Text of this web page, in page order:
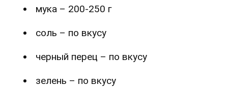
мука – 200-250 г
соль – по вкусу
черный перец – по вкусу
зелень – по вкусу